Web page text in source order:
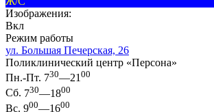
Изображения:
Вкл
Режим работы
ул. Большая Печерская, 26
Поликлинический центр «Персона»
Пн.-Пт. 730—21 00
Сб. 730—1800
Вс. 900—1600